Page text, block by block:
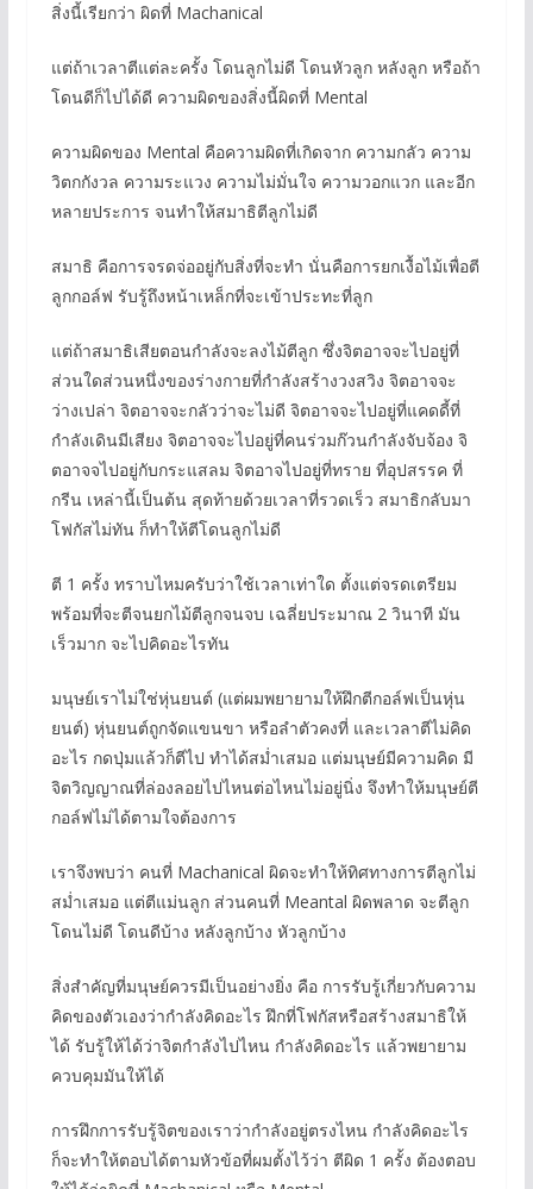
สิ่งนี้เรียกว่า ผิดที่ Machanical
แต่ถ้าเวลาตีแต่ละครั้ง โดนลูกไม่ดี โดนหัวลูก หลังลูก หรือถ้า
โดนดีก็ไปได้ดี ความผิดของสิ่งนี้ผิดที่ Mental
ความผิดของ Mental คือความผิดที่เกิดจาก ความกลัว ความ
วิตกกังวล ความระแวง ความไม่มั่นใจ ความวอกแวก และอีก
หลายประการ จนทำให้สมาธิตีลูกไม่ดี
สมาธิ คือการจรดจ่ออยู่กับสิ่งที่จะทำ นั่นคือการยกเงื้อไม้เพื่อตี
ลูกกอล์ฟ รับรู้ถึงหน้าเหล็กที่จะเข้าประทะที่ลูก
แต่ถ้าสมาธิเสียตอนกำลังจะลงไม้ตีลูก ซึ่งจิตอาจจะไปอยู่ที่
ส่วนใดส่วนหนึ่งของร่างกายที่กำลังสร้างวงสวิง จิตอาจจะ
ว่างเปล่า จิตอาจจะกลัวว่าจะไม่ดี จิตอาจจะไปอยู่ที่แคดดี้ที่
กำลังเดินมีเสียง จิตอาจจะไปอยู่ที่คนร่วมก๊วนกำลังจับจ้อง จิ
ตอาจจไปอยู่กับกระแสลม จิตอาจไปอยู่ที่ทราย ที่อุปสรรค ที่
กรีน เหล่านี้เป็นต้น สุดท้ายด้วยเวลาที่รวดเร็ว สมาธิกลับมา
โฟกัสไม่ทัน ก็ทำให้ตีโดนลูกไม่ดี
ตี 1 ครั้ง ทราบไหมครับว่าใช้เวลาเท่าใด ตั้งแต่จรดเตรียม
พร้อมที่จะตีจนยกไม้ตีลูกจนจบ เฉลี่ยประมาณ 2 วินาที มัน
เร็วมาก จะไปคิดอะไรทัน
มนุษย์เราไม่ใช่หุ่นยนต์ (แต่ผมพยายามให้ฝึกตีกอล์ฟเป็นหุ่น
ยนต์) หุ่นยนต์ถูกจัดแขนขา หรือลำตัวคงที่ และเวลาตีไม่คิด
อะไร กดปุ่มแล้วก็ตีไป ทำได้สม่ำเสมอ แต่มนุษย์มีความคิด มี
จิตวิญญาณที่ล่องลอยไปไหนต่อไหนไม่อยู่นิ่ง จึงทำให้มนุษย์ตี
กอล์ฟไม่ได้ตามใจต้องการ
เราจึงพบว่า คนที่ Machanical ผิดจะทำให้ทิศทางการตีลูกไม่
สม่ำเสมอ แต่ตีแม่นลูก ส่วนคนที่ Meantal ผิดพลาด จะตีลูก
โดนไม่ดี โดนดีบ้าง หลังลูกบ้าง หัวลูกบ้าง
สิ่งสำคัญที่มนุษย์ควรมีเป็นอย่างยิ่ง คือ การรับรู้เกี่ยวกับความ
คิดของตัวเองว่ากำลังคิดอะไร ฝึกที่โฟกัสหรือสร้างสมาธิให้
ได้ รับรู้ให้ได้ว่าจิตกำลังไปไหน กำลังคิดอะไร แล้วพยายาม
ควบคุมมันให้ได้
การฝึกการรับรู้จิตของเราว่ากำลังอยู่ตรงไหน กำลังคิดอะไร
ก็จะทำให้ตอบได้ตามหัวข้อที่ผมตั้งไว้ว่า ตีผิด 1 ครั้ง ต้องตอบ